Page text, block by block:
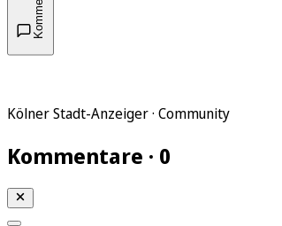
Kölner Stadt-Anzeiger · Community
Kommentare · 0